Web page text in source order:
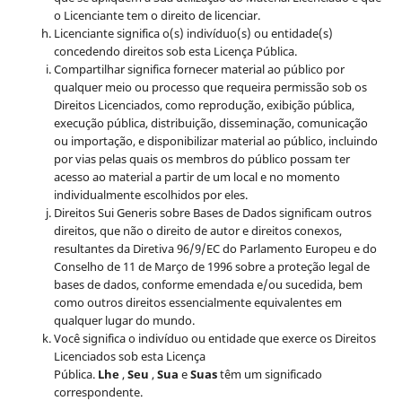
o Licenciante tem o direito de licenciar.
Licenciante significa o(s) indivíduo(s) ou entidade(s)
concedendo direitos sob esta Licença Pública.
Compartilhar significa fornecer material ao público por
qualquer meio ou processo que requeira permissão sob os
Direitos Licenciados, como reprodução, exibição pública,
execução pública, distribuição, disseminação, comunicação
ou importação, e disponibilizar material ao público, incluindo
por vias pelas quais os membros do público possam ter
acesso ao material a partir de um local e no momento
individualmente escolhidos por eles.
Direitos Sui Generis sobre Bases de Dados significam outros
direitos, que não o direito de autor e direitos conexos,
resultantes da Diretiva 96/9/EC do Parlamento Europeu e do
Conselho de 11 de Março de 1996 sobre a proteção legal de
bases de dados, conforme emendada e/ou sucedida, bem
como outros direitos essencialmente equivalentes em
qualquer lugar do mundo.
Você significa o indivíduo ou entidade que exerce os Direitos
Licenciados sob esta Licença
Pública. Lhe,Seu ,Sua eSuastêm um significado
correspondente.